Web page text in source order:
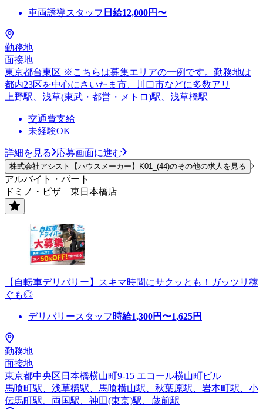
車両誘導スタッフ 日給12,000円〜
勤務地
面接地
東京都台東区 ※こちらは募集エリアの一例です。勤務地は
都内23区を中心にさいたま市、川口市などに多数アリ
上野駅、浅草(東武・都営・メトロ)駅、浅草橋駅
交通費支給
未経験OK
詳細を見る 応募画面に進む
株式会社アシスト【ハウスメーカー】K01_(44)のその他の求人を見る
アルバイト・パート
ドミノ・ピザ 東日本橋店
【自転車デリバリー】スキマ時間にサクッとも！ガッツリ稼
ぐも◎
デリバリースタッフ 時給1,300円〜1,625円
勤務地
面接地
東京都中央区日本橋横山町9-15 エコール横山町ビル
馬喰町駅、浅草橋駅、馬喰横山駅、秋葉原駅、岩本町駅、小
伝馬町駅、両国駅、神田(東京)駅、蔵前駅